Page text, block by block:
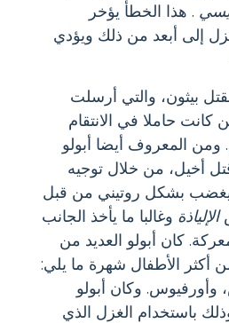
. هذا الخطأ يؤخر
إلى أبعد من ذلك ويؤدي
بيثون، والتي أرسلت
كانت حاملا في الانتقام
المعروف أيضا أبولو
أخيل، من خلال توجيه
بشكل روتيني من قبل
الإلياذة وغالبا ما يأخذ الجانب
كان أبولو العديد من
أكثر الأطفال شهرة ما يلي:
وأورفيوس. وكان أبولو
باستخدام الغزل الذي